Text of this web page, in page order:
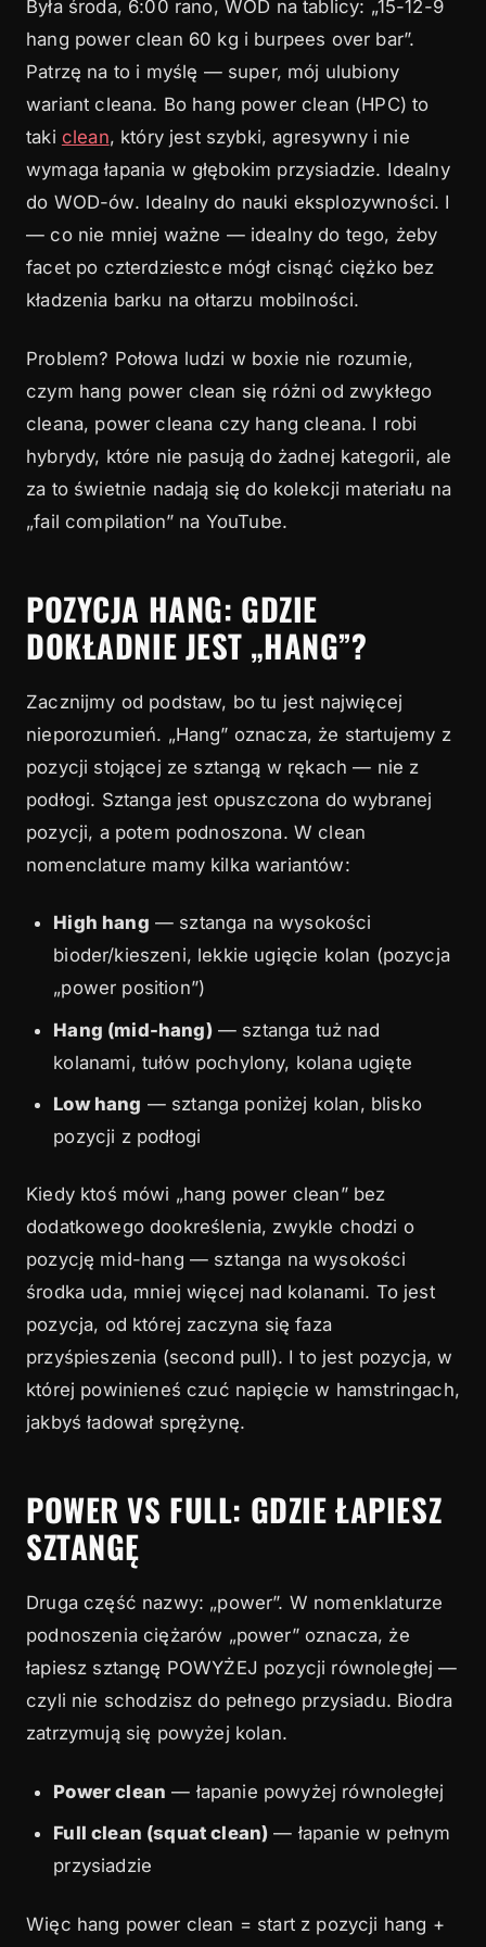
5 Kiedy używać HPC w WOD-ach
6 HPC jako narzędzie nauki
7 Programowanie HPC: moje podejście
8 Przeczytaj też
8.1
Czym różni się hang power clean od power
clean?
clean?
8.3
Jaka powinna być waga na hang power clean
dla początkującego?
8.4
Kiedy lepiej użyć hang power clean zamiast
full clean w WOD-zie?
8.5
Dlaczego bolą mnie bicepsy po hang power
cleanach?
Była środa, 6:00 rano, WOD na tablicy: „15-12-9
hang power clean 60 kg i burpees over bar”.
Patrzę na to i myślę — super, mój ulubiony
wariant cleana. Bo hang power clean (HPC) to
taki clean, który jest szybki, agresywny i nie
wymaga łapania w głębokim przysiadzie. Idealny
do WOD-ów. Idealny do nauki eksplozywności. I
— co nie mniej ważne — idealny do tego, żeby
facet po czterdziestce mógł cisnąć ciężko bez
kładzenia barku na ołtarzu mobilności.
Problem? Połowa ludzi w boxie nie rozumie,
czym hang power clean się różni od zwykłego
cleana, power cleana czy hang cleana. I robi
hybrydy, które nie pasują do żadnej kategorii, ale
za to świetnie nadają się do kolekcji materiału na
„fail compilation” na YouTube.
POZYCJA HANG: GDZIE
DOKŁADNIE JEST „HANG”?
Zacznijmy od podstaw, bo tu jest najwięcej
nieporozumień. „Hang” oznacza, że startujemy z
pozycji stojącej ze sztangą w rękach — nie z
podłogi. Sztanga jest opuszczona do wybranej
pozycji, a potem podnoszona. W clean
nomenclature mamy kilka wariantów:
High hang — sztanga na wysokości
bioder/kieszeni, lekkie ugięcie kolan (pozycja
„power position”)
Hang (mid-hang)— sztanga tuż nad
kolanami, tułów pochylony, kolana ugięte
Low hang — sztanga poniżej kolan, blisko
pozycji z podłogi
Kiedy ktoś mówi „hang power clean” bez
dodatkowego dookreślenia, zwykle chodzi o
pozycję mid-hang — sztanga na wysokości
środka uda, mniej więcej nad kolanami. To jest
pozycja, od której zaczyna się faza
przyśpieszenia (second pull). I to jest pozycja, w
której powinieneś czuć napięcie w hamstringach,
jakbyś ładował sprężynę.
POWER VS FULL: GDZIE ŁAPIESZ
SZTANGĘ
Druga część nazwy: „power”. W nomenklaturze
podnoszenia ciężarów „power” oznacza, że
łapiesz sztangę POWYŻEJ pozycji równoległej —
czyli nie schodzisz do pełnego przysiadu. Biodra
zatrzymują się powyżej kolan.
Power clean — łapanie powyżej równoległej
Full clean (squat clean) — łapanie w pełnym
przysiadzie
Więc hang power clean = start z pozycji hang +